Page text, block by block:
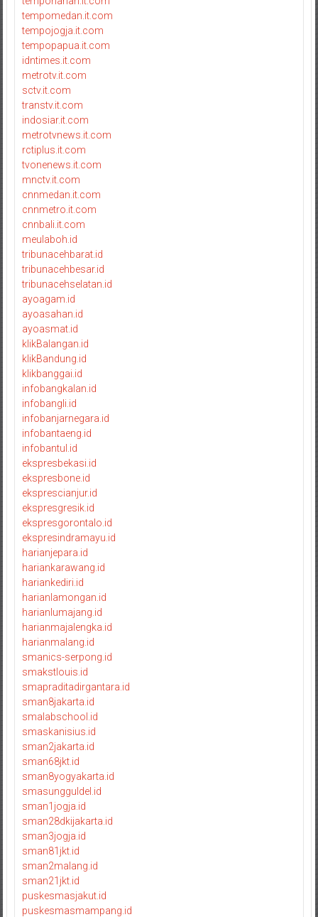
tempomedan.it.com
tempojogja.it.com
tempopapua.it.com
idntimes.it.com
metrotv.it.com
sctv.it.com
transtv.it.com
indosiar.it.com
metrotvnews.it.com
rctiplus.it.com
tvonenews.it.com
mnctv.it.com
cnnmedan.it.com
cnnmetro.it.com
cnnbali.it.com
meulaboh.id
tribunacehbarat.id
tribunacehbesar.id
tribunacehselatan.id
ayoagam.id
ayoasahan.id
ayoasmat.id
klikBalangan.id
klikBandung.id
klikbanggai.id
infobangkalan.id
infobangli.id
infobanjarnegara.id
infobantaeng.id
infobantul.id
ekspresbekasi.id
ekspresbone.id
eksprescianjur.id
ekspresgresik.id
ekspresgorontalo.id
ekspresindramayu.id
harianjepara.id
hariankarawang.id
hariankediri.id
harianlamongan.id
harianlumajang.id
harianmajalengka.id
harianmalang.id
smanics-serpong.id
smakstlouis.id
smapraditadirgantara.id
sman8jakarta.id
smalabschool.id
smaskanisius.id
sman2jakarta.id
sman68jkt.id
sman8yogyakarta.id
smasungguldel.id
sman1jogja.id
sman28dkijakarta.id
sman3jogja.id
sman81jkt.id
sman2malang.id
sman21jkt.id
puskesmasjakut.id
puskesmasmampang.id